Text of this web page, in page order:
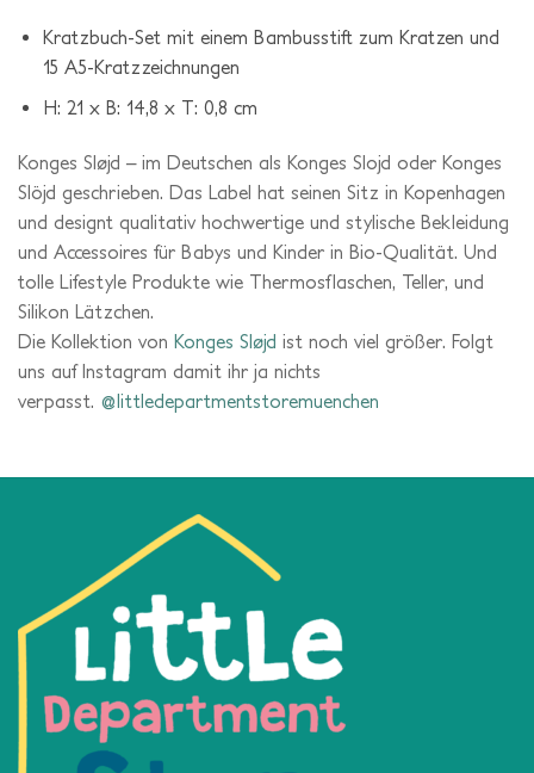
Kratzbuch-Set mit einem Bambusstift zum Kratzen und
15 A5-Kratzzeichnungen
H: 21 x B: 14,8 x T: 0,8 cm
Konges Sløjd – im Deutschen als Konges Slojd oder Konges
Slöjd geschrieben. Das Label hat seinen Sitz in Kopenhagen
und designt qualitativ hochwertige und stylische Bekleidung
und Accessoires für Babys und Kinder in Bio-Qualität. Und
tolle Lifestyle Produkte wie Thermosflaschen, Teller, und
Silikon Lätzchen.
Die Kollektion von Konges Sløjd ist noch viel größer. Folgt
uns auf Instagram damit ihr ja nichts
verpasst. @littledepartmentstoremuenchen